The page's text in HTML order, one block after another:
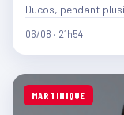
Ducos, pendant
06/08 · 21h54
MARTINIQUE